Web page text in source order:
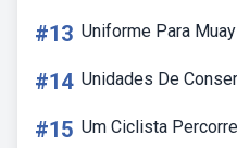
#13 Uniforme Para
#14 Unidades De
#15 Um Ciclista